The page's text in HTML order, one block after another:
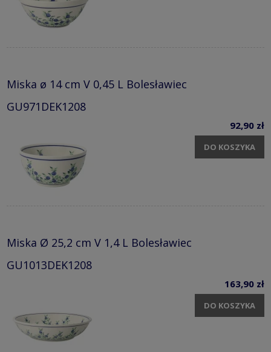
Miska ø 14 cm V 0,45 L Bolesławiec
GU971DEK1208
92,90 zł
DO KOSZYKA
Miska Ø 25,2 cm V 1,4 L Bolesławiec
GU1013DEK1208
163,90 zł
DO KOSZYKA